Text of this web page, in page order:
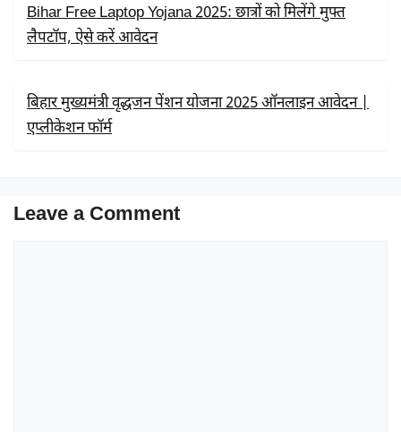
Bihar Free Laptop Yojana 2025: छात्रों को मिलेंगे मुफ्त
लैपटॉप, ऐसे करें आवेदन
बिहार मुख्यमंत्री वृद्धजन पेंशन योजना 2025 ऑनलाइन आवेदन |
एप्लीकेशन फॉर्म
Leave a Comment